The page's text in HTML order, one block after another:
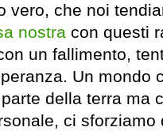
vero, che noi
nostra con questi
un fallimento,
Un mondo
della terra ma
ci sforziamo